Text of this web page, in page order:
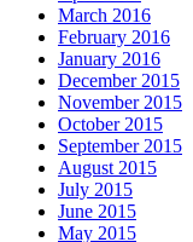
March 2016
February 2016
January 2016
December 2015
November 2015
October 2015
September 2015
August 2015
July 2015
June 2015
May 2015